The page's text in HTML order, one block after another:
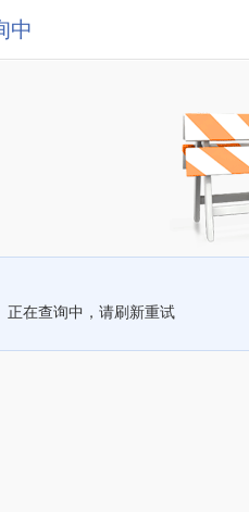
中
正在查询中，请刷新重试